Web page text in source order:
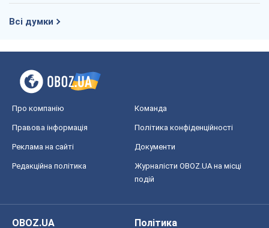
Всі думки
Про компанію Команда
Правова інформація Політика конфіденційності
Реклама на сайті Документи
Редакційна політика
Журналісти OBOZ.UA на місці
подій
OBOZ.UA
Політика